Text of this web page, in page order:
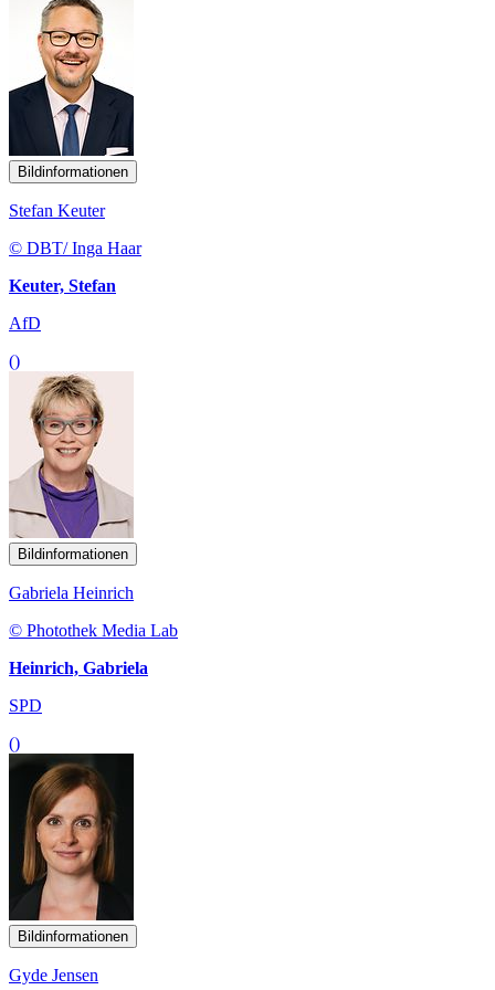
Bildinformationen
Stefan Keuter
© DBT/ Inga Haar
Keuter, Stefan
AfD
()
Bildinformationen
Gabriela Heinrich
© Photothek Media Lab
Heinrich, Gabriela
SPD
()
Bildinformationen
Gyde Jensen